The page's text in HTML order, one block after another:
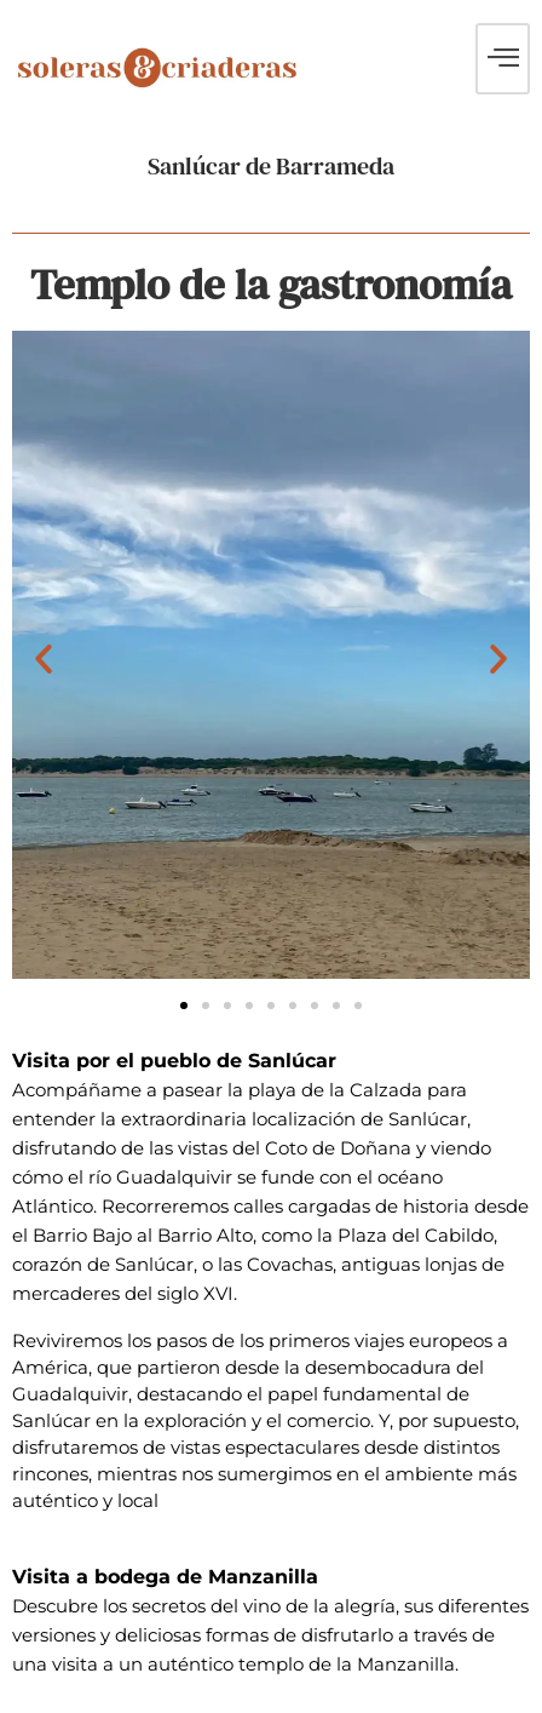
Sanlúcar de Barrameda
Templo de la gastronomía
Visita por el pueblo de Sanlúcar
Acompáñame a pasear la playa de la Calzada para
entender la extraordinaria localización de Sanlúcar,
disfrutando de las vistas del Coto de Doñana y viendo
cómo el río Guadalquivir se funde con el océano
Atlántico. Recorreremos calles cargadas de historia desde
el Barrio Bajo al Barrio Alto, como la Plaza del Cabildo,
corazón de Sanlúcar, o las Covachas, antiguas lonjas de
mercaderes del siglo XVI.
Reviviremos los pasos de los primeros viajes europeos a
América, que partieron desde la desembocadura del
Guadalquivir, destacando el papel fundamental de
Sanlúcar en la exploración y el comercio. Y, por supuesto,
disfrutaremos de vistas espectaculares desde distintos
rincones, mientras nos sumergimos en el ambiente más
auténtico y local
Visita a bodega de Manzanilla
Descubre los secretos del vino de la alegría, sus diferentes
versiones y deliciosas formas de disfrutarlo a través de
una visita a un auténtico templo de la Manzanilla.